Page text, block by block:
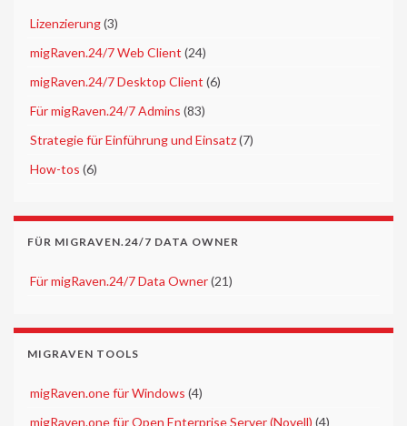
Lizenzierung(3)
migRaven.24/7 Web Client (24)
migRaven.24/7 Desktop Client (6)
Für migRaven.24/7 Admins (83)
Strategie für Einführung und Einsatz(7)
How-tos (6)
FÜR MIGRAVEN.24/7 DATA OWNER
Für migRaven.24/7 Data Owner(21)
MIGRAVEN TOOLS
migRaven.one für Windows (4)
migRaven.one für Open Enterprise Server (Novell) (4)